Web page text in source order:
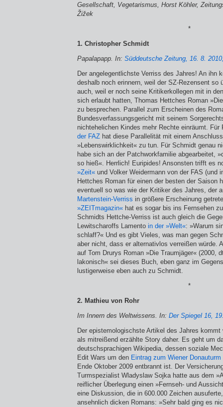
Gesellschaft, Vegetarismus, Horst Köhler,
Žižek
*
1. Christopher Schmidt
Papalapapp. In: Süddeutsche Zeitung, 16. 8.
Der angelegentlichste Verriss des Jahres! An ihn
deshalb noch erinnern, weil der SZ-Rezensent so
auch, weil er noch seine Kritikerkollegen mit in
sich erlaubt hatten, Thomas Hettches Roman
zu besprechen. Parallel zum Erscheinen des
Bundesverfassungsgericht mit seinem
nichtehelichen Kindes mehr Rechte einräumt.
der FAZ hat diese Parallelität mit einem
»Lebenswirklichkeit« zu tun. Für Schmidt genau
habe sich an der Patchworkfamilie abgearbeitet,
so hieß«. Herrlich! Euripides! Ansonsten trifft es
»Zeit« und Volker Weider­mann von der FAS (und
Hettches Roman für einen der besten der Saison
eventuell so was wie der Kritiker des Jahres, der
Martenstein-Verriss in größere Erscheinung
»ZEITmagazin« hat es sogar bis ins Fernsehen
Schmidts Hettche-Verriss ist auch gleich die
Lewitscharoffs Lamento in der »Welt«: »Warum
schlaff?« Und es gibt Vieles, was man gegen
aber nicht, dass er alternativlos verreißen würde.
auf Tom Drurys Roman »Die Traumjäger« (2000,
lakonisch« sei dieses Buch, eben ganz im
lustigerweise eben auch zu Schmidt.
*
2. Mathieu von Rohr
Im Innern des Weltwissens. In: Der Spiegel 16,
Der epistemologischste Artikel des Jahres
als mitreißend erzählte Story daher. Es geht um
deutschsprachigen Wikipedia, dessen soziale
Edit Wars um den Eintrag zum Wiener Donauturm
Ende Oktober 2009 entbrannt ist. Der
Turmspezialist Wladyslaw Sojka hatte aus dem
reiflicher Überlegung einen »Fernseh- und
eine Diskussion, die in 600.000 Zeichen
ansehnlich dicken Romans: »Sehr bald ging es